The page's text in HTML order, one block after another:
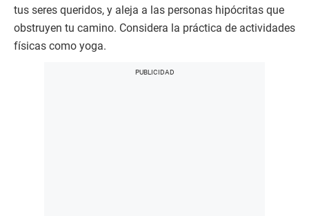
tus seres queridos, y aleja a las personas hipócritas que
obstruyen tu camino. Considera la práctica de actividades
físicas como yoga.